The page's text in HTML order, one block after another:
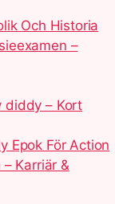
Och Historia
–
diddy – Kort
Epok För Action
Karriär &